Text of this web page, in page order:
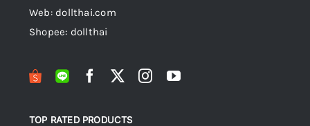
Web: dollthai.com
Shopee: dollthai
TOP RATED PRODUCTS